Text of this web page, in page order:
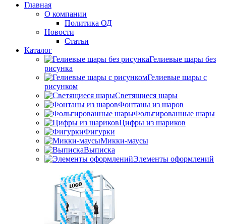
Главная
О компании
Политика ОД
Новости
Статьи
Каталог
Гелиевые шары без
рисунка
Гелиевые шары с
рисунком
Светящиеся шары
Фонтаны из шаров
Фольгированные шары
Цифры из шариков
Фигурки
Микки-маусы
Выписка
Элементы оформлений